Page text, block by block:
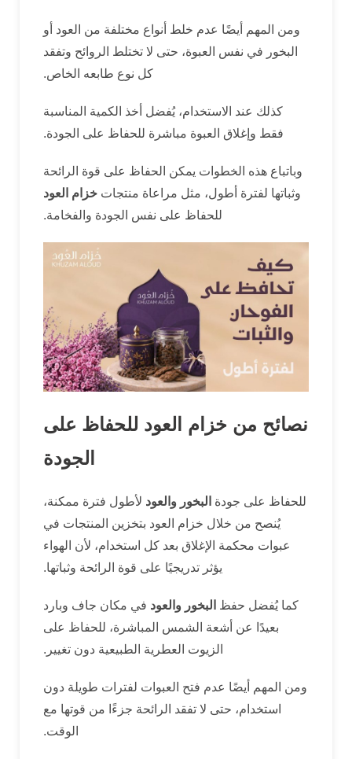
ومن المهم أيضًا عدم خلط أنواع مختلفة من العود أو
البخور في نفس العبوة، حتى لا تختلط الروائح وتفقد
كل نوع طابعه الخاص.
كذلك عند الاستخدام، يُفضل أخذ الكمية المناسبة
فقط وإغلاق العبوة مباشرة للحفاظ على الجودة.
وباتباع هذه الخطوات يمكن الحفاظ على قوة الرائحة
وثباتها لفترة أطول، مثل مراعاة منتجات خزام العود
للحفاظ على نفس الجودة والفخامة.
نصائح من خزام العود للحفاظ على
الجودة
للحفاظ على جودة البخور والعود لأطول فترة ممكنة،
يُنصح من خلال خزام العود بتخزين المنتجات في
عبوات محكمة الإغلاق بعد كل استخدام، لأن الهواء
يؤثر تدريجيًا على قوة الرائحة وثباتها.
كما يُفضل حفظ البخور والعود في مكان جاف وبارد
بعيدًا عن أشعة الشمس المباشرة، للحفاظ على
الزيوت العطرية الطبيعية دون تغيير.
ومن المهم أيضًا عدم فتح العبوات لفترات طويلة دون
استخدام، حتى لا تفقد الرائحة جزءًا من قوتها مع
الوقت.